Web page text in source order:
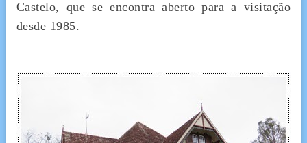
Castelo, que se encontra aberto para a visitação
desde 1985.